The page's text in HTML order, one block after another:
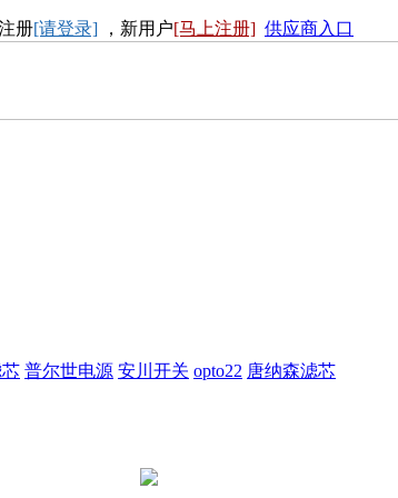
册[请登录] ，新用户[马上注册] 供应商入口
普尔世电源 安川开关 opto22 唐纳森滤芯